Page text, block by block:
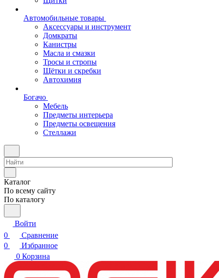
Автомобильные товары
Аксессуары и инструмент
Домкраты
Канистры
Масла и смазки
Тросы и стропы
Щётки и скребки
Автохимия
Богачо
Мебель
Предметы интерьера
Предметы освещения
Стеллажи
Каталог
По всему сайту
По каталогу
Войти
0
Сравнение
0
Избранное
0 Корзина